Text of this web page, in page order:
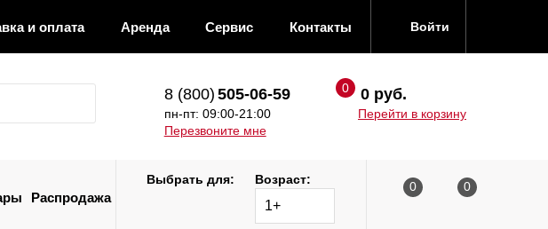
и оплата Аренда Сервис Контакты Войти
8 (800) 505-06-59
пн-пт: 09:00-21:00
Перезвоните мне
0 руб.
Перейти в корзину
Распродажа
Выбрать для: Возраст:
1+